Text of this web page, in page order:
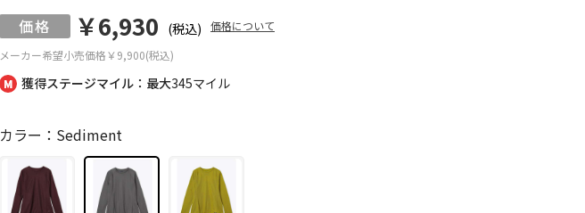
獲得ステージマイル：最大345マイル
メーカー希望小売価格￥9,900(税込)
￥6,930 (税込) 価格について
カラー：Sediment